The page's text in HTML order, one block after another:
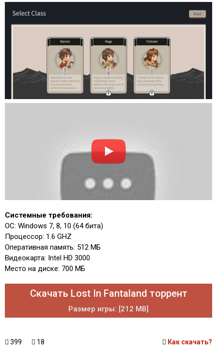
Системные требования:
ОС: Windows 7, 8, 10 (64 бита)
Процессор: 1.6 GHZ
Оперативная память: 512 МБ
Видеокарта: Intel HD 3000
Место на диске: 700 МБ
Скачать Lost In Fantaland торрент
Размер игры: [212 MB]
399 18 Как скачать?